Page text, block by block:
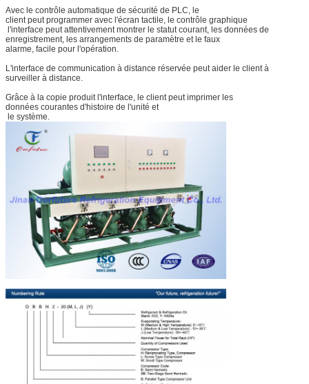
Avec le contrôle automatique de sécurité de PLC, le
client peut programmer avec l'écran tactile, le contrôle graphique
l'interface peut attentivement montrer le statut courant, les données de
enregistrement, les arrangements de paramètre et le faux
alarme, facile pour l'opération.
L'interface de communication à distance réservée peut aider le client à
surveiller à distance.
Grâce à la copie produit l'interface, le client peut imprimer les
données courantes d'histoire de l'unité et
le système.